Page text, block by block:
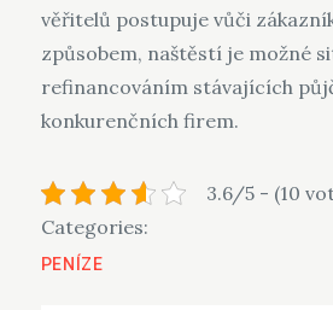
věřitelů postupuje vůči
způsobem, naštěstí je možné
refinancováním stávajících
konkurenčních firem.
3.6/5 - (10
Categories:
PENÍZE